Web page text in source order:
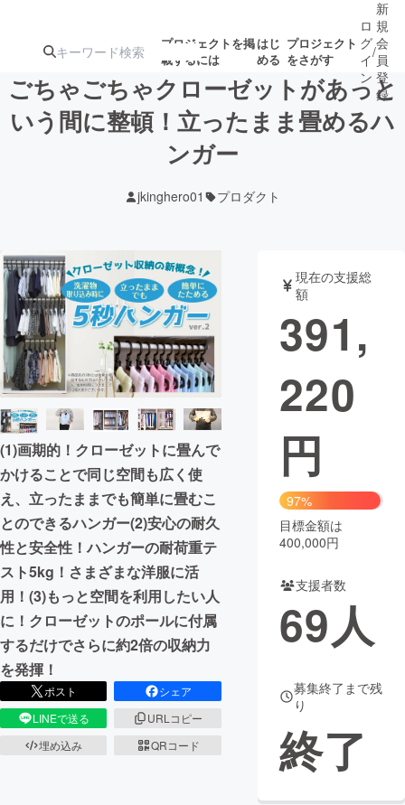
プロジェクトを掲
載するには
はじ
める
プロジェクト
をさがす
注目の新着プロ募集終了が近いプ
テクノロジー・ガジェット
映像・映画 書籍・雑誌
ビジネス・起業 チャレンジ
まちづくり・地域活性化
CAMPFIRE for Social Good
CAMPFIRE Creation
CAMPFIREふるさと納税machi-ya コミュニティ
ロ
グ
イ
ン
/
新
規
会
員
登
録
ごちゃごちゃクローゼットがあっと
いう間に整頓！立ったまま畳めるハ
ンガー
jkinghero01 プロダクト
(1)画期的！クローゼットに畳んで
かけることで同じ空間も広く使
え、立ったままでも簡単に畳むこ
とのできるハンガー(2)安心の耐久
性と安全性！ハンガーの耐荷重テ
スト5kg！さまざまな洋服に活
用！(3)もっと空間を利用したい人
に！クローゼットのポールに付属
するだけでさらに約2倍の収納力
を発揮！
ポスト
シェア
LINEで送る
URLコピー
埋め込み
QRコード
現在の支援総
額
391,
220
円
97%
目標金額は
400,000円
支援者数
69人
募集終了まで残
り
終了